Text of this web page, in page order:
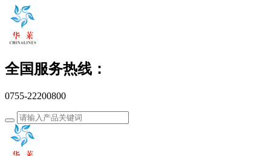
全国服务热线：
0755-22200800